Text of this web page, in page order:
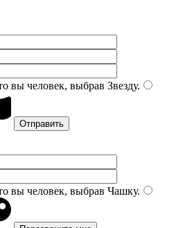
вы человек, выбрав Звезду.
вы человек, выбрав Чашку.